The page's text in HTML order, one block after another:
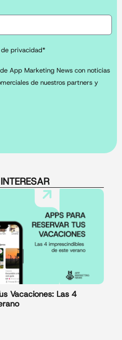
privacidad*
App Marketing News con noticias
de nuestros partners y
Vacaciones: Las 4